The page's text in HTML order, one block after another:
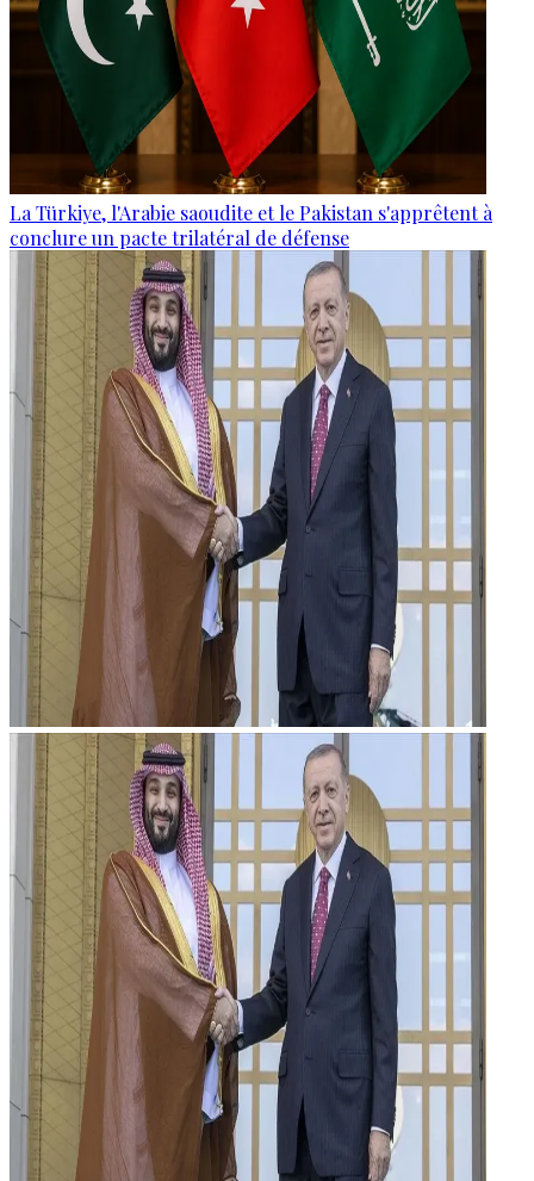
La Türkiye, l'Arabie saoudite et le Pakistan s'apprêtent à
conclure un pacte trilatéral de défense